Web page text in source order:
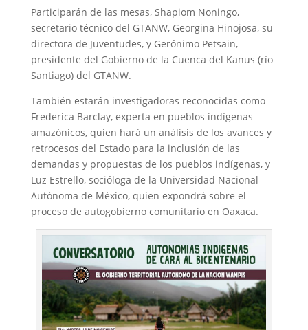
Participarán de las mesas, Shapiom Noningo,
secretario técnico del GTANW, Georgina Hinojosa, su
directora de Juventudes, y Gerónimo Petsain,
presidente del Gobierno de la Cuenca del Kanus (río
Santiago) del GTANW.
También estarán investigadoras reconocidas como
Frederica Barclay, experta en pueblos indígenas
amazónicos, quien hará un análisis de los avances y
retrocesos del Estado para la inclusión de las
demandas y propuestas de los pueblos indígenas, y
Luz Estrello, socióloga de la Universidad Nacional
Autónoma de México, quien expondrá sobre el
proceso de autogobierno comunitario en Oaxaca.